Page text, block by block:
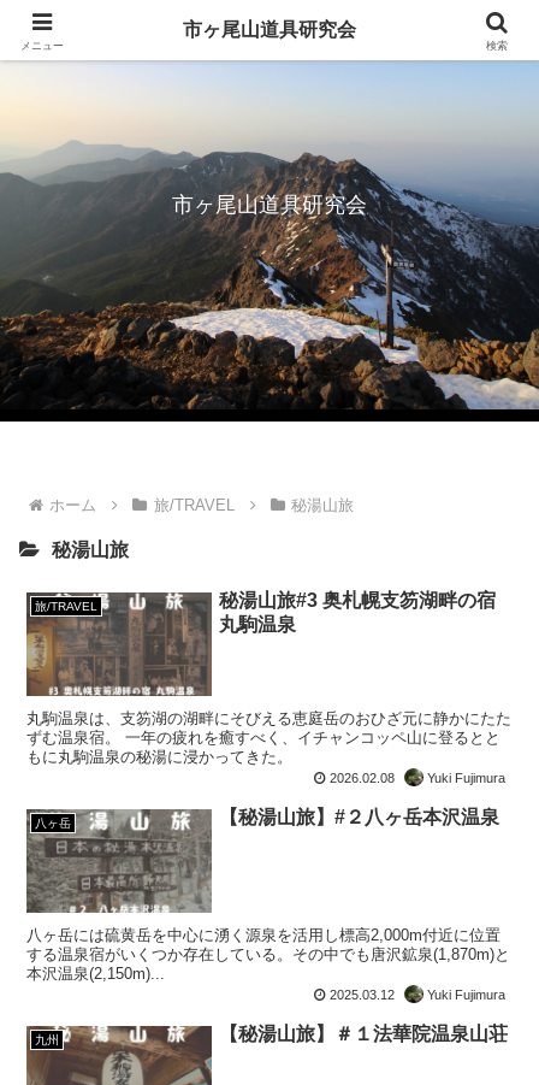
市ヶ尾山道具研究会
ホーム 旅/TRAVEL 秘湯山旅
秘湯山旅
旅/TRAVEL
秘湯山旅#3 奥札幌支笏湖畔の宿
丸駒温泉
丸駒温泉は、支笏湖の湖畔にそびえる恵庭岳のおひざ元に静かにたた
ずむ温泉宿。 一年の疲れを癒すべく、イチャンコッペ山に登るとと
もに丸駒温泉の秘湯に浸かってきた。
2026.02.08 Yuki Fujimura
八ヶ岳 【秘湯山旅】#２八ヶ岳本沢温泉
八ヶ岳には硫黄岳を中心に湧く源泉を活用し標高2,000m付近に位置
する温泉宿がいくつか存在している。その中でも唐沢鉱泉(1,870m)と
本沢温泉(2,150m)...
2025.03.12 Yuki Fujimura
九州 【秘湯山旅】＃１法華院温泉山荘
メニュー
市ヶ尾山道具研究会
検索